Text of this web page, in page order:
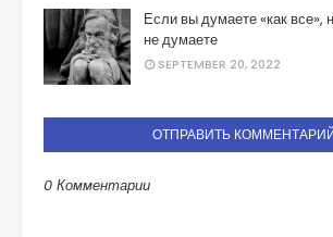
Если вы думаете «как
не думаете
SEPTEMBER 20, 2022
ОТПРАВИТЬ
0 Комментарии